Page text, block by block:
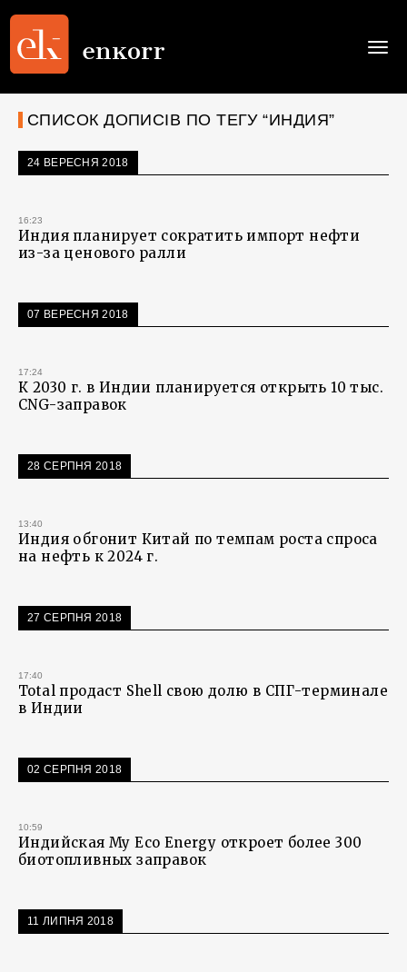
СПИСОК ДОПИСІВ ПО ТЕГУ “ИНДИЯ”
24 ВЕРЕСНЯ 2018
16:23
Индия планирует сократить импорт нефти
из-за ценового ралли
07 ВЕРЕСНЯ 2018
17:24
К 2030 г. в Индии планируется открыть 10 тыс.
CNG-заправок
28 СЕРПНЯ 2018
13:40
Индия обгонит Китай по темпам роста спроса
на нефть к 2024 г.
27 СЕРПНЯ 2018
17:40
Total продаст Shell свою долю в СПГ-терминале
в Индии
02 СЕРПНЯ 2018
10:59
Индийская My Eco Energy откроет более 300
биотопливных заправок
11 ЛИПНЯ 2018